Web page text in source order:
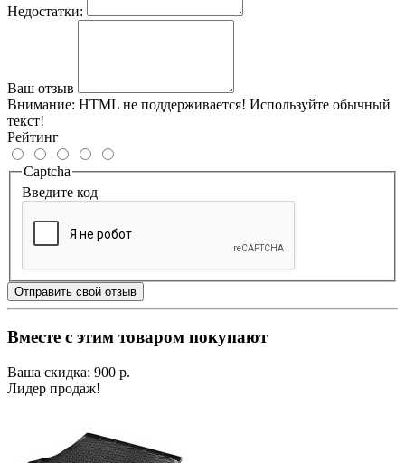
Недостатки:
Ваш отзыв
Внимание: HTML не поддерживается! Используйте обычный
текст!
Рейтинг
Captcha
Введите код
Отправить свой отзыв
Вместе с этим товаром покупают
Ваша скидка: 900 р.
Лидер продаж!